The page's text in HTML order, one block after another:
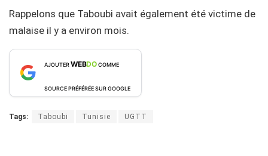
Rappelons que Taboubi avait également été victime de
malaise il y a environ mois.
AJOUTERWEBDOCOMME
SOURCE PRÉFÉRÉE SUR GOOGLE
Tags: Taboubi Tunisie UGTT